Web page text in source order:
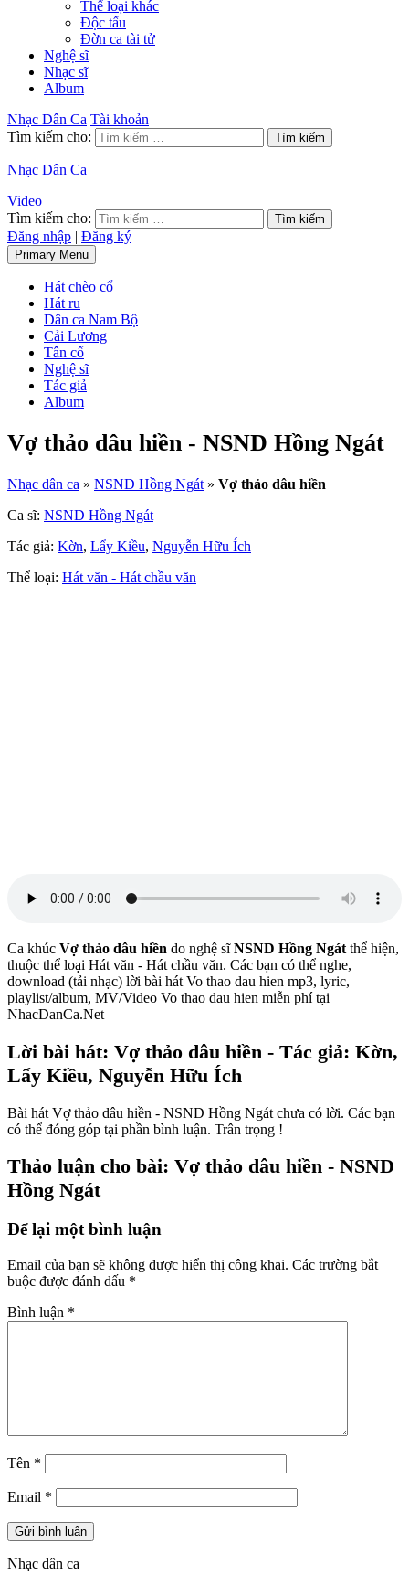
Thể loại khác
Độc tấu
Đờn ca tài tử
Nghệ sĩ
Nhạc sĩ
Album
Nhạc Dân Ca Tài khoản
Tìm kiếm cho:
Nhạc Dân Ca
Video
Tìm kiếm cho:
Đăng nhập | Đăng ký
Primary Menu
Hát chèo cổ
Hát ru
Dân ca Nam Bộ
Cải Lương
Tân cổ
Nghệ sĩ
Tác giả
Album
Vợ thảo dâu hiền - NSND Hồng Ngát
Nhạc dân ca » NSND Hồng Ngát» Vợ thảo dâu hiền
Ca sĩ: NSND Hồng Ngát
Tác giả: Kờn, Lẩy Kiều, Nguyễn Hữu Ích
Thể loại: Hát văn - Hát chầu văn
Ca khúc Vợ thảo dâu hiền do nghệ sĩNSND Hồng Ngátthể hiện,
thuộc thể loại Hát văn - Hát chầu văn. Các bạn có thể nghe,
download (tải nhạc) lời bài hát Vo thao dau hien mp3, lyric,
playlist/album, MV/Video Vo thao dau hien miễn phí tại
NhacDanCa.Net
Lời bài hát: Vợ thảo dâu hiền - Tác giả: Kờn,
Lẩy Kiều, Nguyễn Hữu Ích
Bài hát Vợ thảo dâu hiền - NSND Hồng Ngát chưa có lời. Các bạn
có thể đóng góp tại phần bình luận. Trân trọng !
Thảo luận cho bài: Vợ thảo dâu hiền - NSND
Hồng Ngát
Để lại một bình luận
Email của bạn sẽ không được hiển thị công khai. Các trường bắt
buộc được đánh dấu *
Bình luận *
Tên *
Email *
Nhạc dân ca